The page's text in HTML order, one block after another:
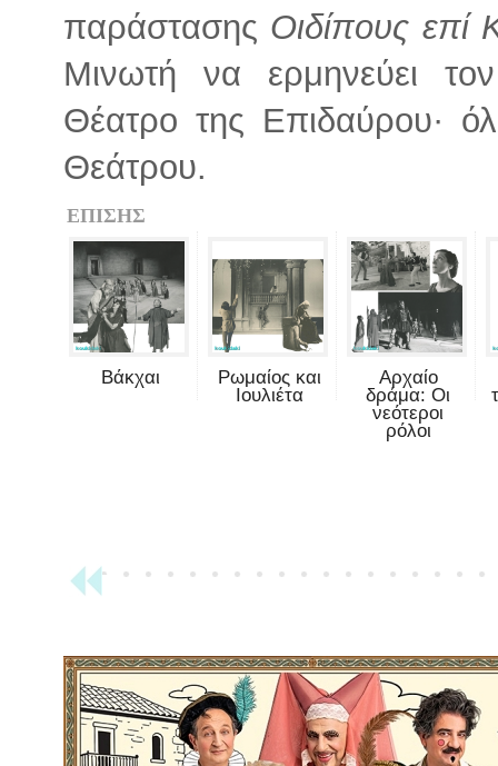
παράστασης Οιδίπους επί
Μινωτή να ερμηνεύει
Θέατρο της Επιδαύρου·
Θεάτρου.
ΕΠΙΣΗΣ
Βάκχαι
Ρωμαίος και
Ιουλιέτα
Αρχαίο
δράμα: Οι
νεότεροι
ρόλοι